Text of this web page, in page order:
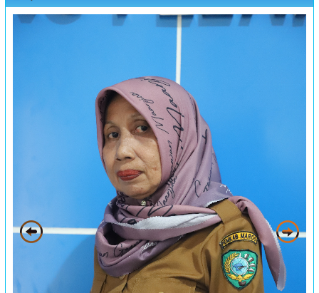
PELATIHAN FORUM DISABILITAS T.A 2023
31 Juli 2023 09:00:00
Kantor Desa Sambueja
: JUFRI (SEKDES SAMBUEJA)
MUSRENBANG DESA
: 20 September 2023 13:00:00
: Kantor Desa Sambueja
: JUFRI
"MUSYAWARAH DESA"
Waktu : 25 September 2023 13:00:00
: Kantor Desa Sambueja
Koordinator : JUFRI